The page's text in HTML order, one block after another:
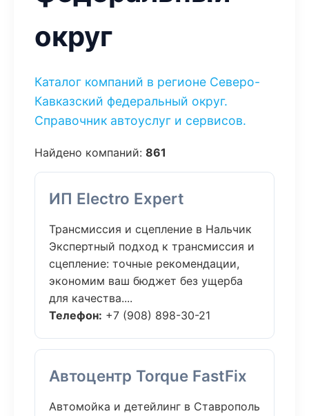
округ
Каталог компаний в регионе Северо-
Кавказский федеральный округ.
Справочник автоуслуг и сервисов.
Найдено компаний: 861
ИП Electro Expert
Трансмиссия и сцепление в Нальчик
Экспертный подход к трансмиссия и
сцепление: точные рекомендации,
экономим ваш бюджет без ущерба
для качества....
Телефон: +7 (908) 898-30-21
Автоцентр Torque FastFix
Автомойка и детейлинг в Ставрополь